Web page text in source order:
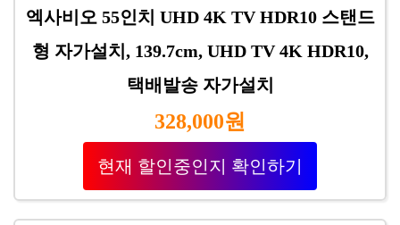
엑사비오 55인치 UHD 4K TV HDR10 스탠드
형 자가설치, 139.7cm, UHD TV 4K HDR10,
택배발송 자가설치
328,000원
현재 할인중인지 확인하기